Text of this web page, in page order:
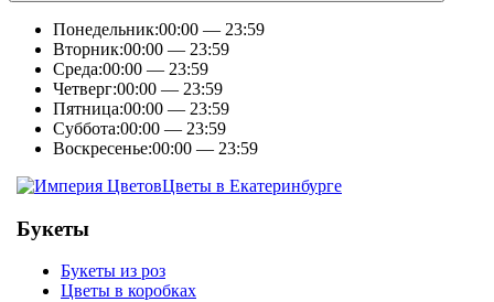
Понедельник:00:00 — 23:59
Вторник:00:00 — 23:59
Среда:00:00 — 23:59
Четверг:00:00 — 23:59
Пятница:00:00 — 23:59
Суббота:00:00 — 23:59
Воскресенье:00:00 — 23:59
Цветы в Екатеринбурге
Букеты
Букеты из роз
Цветы в коробках